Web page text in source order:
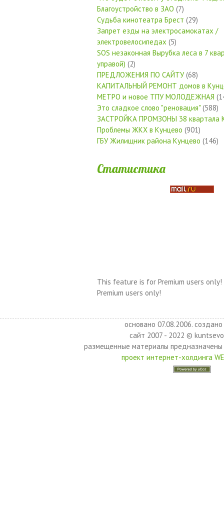
Благоустройство в ЗАО (7)
Судьба кинотеатра Брест (29)
Запрет езды на электросамокатах /
электровелосипедах (5)
SOS незаконная Вырубка леса в 7
управой) (2)
ПРЕДЛОЖЕНИЯ ПО САЙТУ(68)
КАПИТАЛЬНЫЙ РЕМОНТ домов в
МЕТРО и новое ТПУ МОЛОДЕЖНАЯ
Это сладкое слово "реновация" (588)
ЗАСТРОЙКА ПРОМЗОНЫ 38 квартала
Проблемы ЖКХ в Кунцево (901)
ГБУ Жилищник района Кунцево (146)
Статистика
This feature is for Premium users only!
Premium users only!
основано 07.08.2006.
сайт 2007 - 2022 ©
размещенные материалы
проект интернет-холдинга